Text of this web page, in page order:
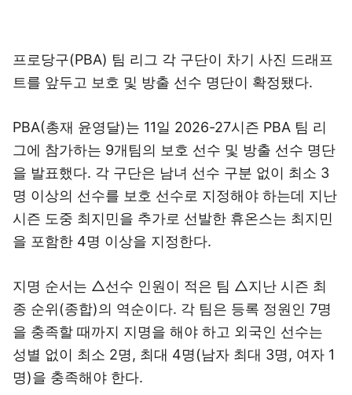
프로당구(PBA) 팀 리그 각 구단이 차기 사진 드래프
트를 앞두고 보호 및 방출 선수 명단이 확정됐다.
PBA(총재 윤영달)는 11일 2026-27시즌 PBA 팀 리
그에 참가하는 9개팀의 보호 선수 및 방출 선수 명단
을 발표했다. 각 구단은 남녀 선수 구분 없이 최소 3
명 이상의 선수를 보호 선수로 지정해야 하는데 지난
시즌 도중 최지민을 추가로 선발한 휴온스는 최지민
을 포함한 4명 이상을 지정한다.
지명 순서는 △선수 인원이 적은 팀 △지난 시즌 최
종 순위(종합)의 역순이다. 각 팀은 등록 정원인 7명
을 충족할 때까지 지명을 해야 하고 외국인 선수는
성별 없이 최소 2명, 최대 4명(남자 최대 3명, 여자 1
명)을 충족해야 한다.